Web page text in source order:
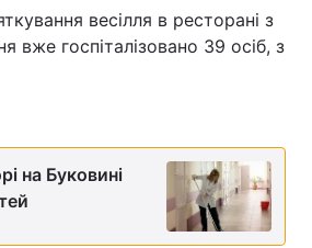
весілля в ресторані з
вже госпіталізовано 39 осіб, з
на Буковині